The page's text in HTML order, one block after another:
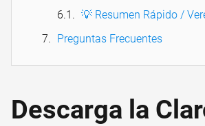
💡 Resumen Rápido /
Preguntas Frecuentes
Descarga la